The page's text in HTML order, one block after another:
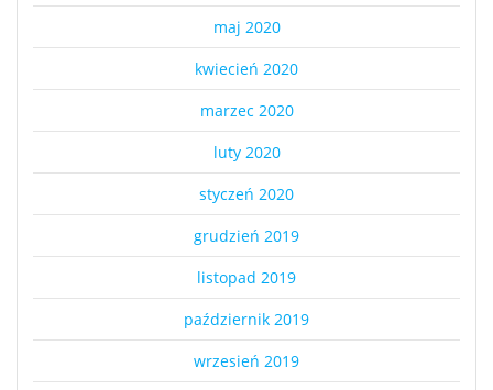
maj 2020
kwiecień 2020
marzec 2020
luty 2020
styczeń 2020
grudzień 2019
listopad 2019
październik 2019
wrzesień 2019